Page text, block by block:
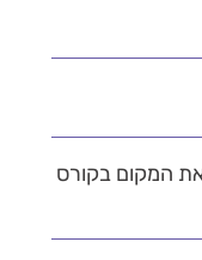
המקום בקורס